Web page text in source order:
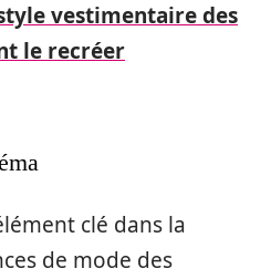
vestimentaire des
le recréer
clé dans la
de mode des